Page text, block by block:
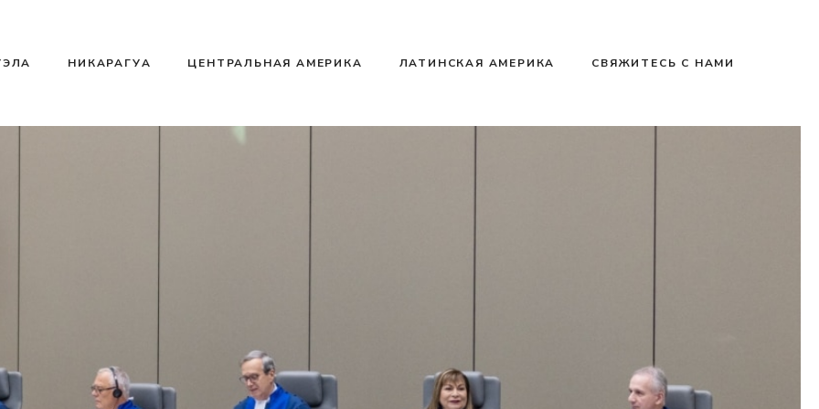
НИКАРАГУА ЦЕНТРАЛЬНАЯ АМЕРИКА ЛАТИНСКАЯ АМЕРИКА СВЯЖИТЕСЬ С НАМИ